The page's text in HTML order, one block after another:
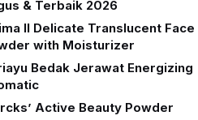
& Terbaik 2026
II Delicate Translucent Face
with Moisturizer
Bedak Jerawat Energizing
Active Beauty Powder